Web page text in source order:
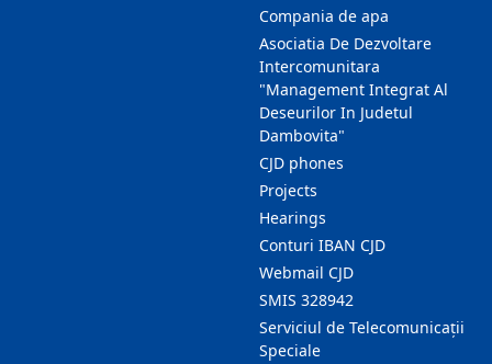
Compania de apa
Asociatia De Dezvoltare
Intercomunitara
"Management Integrat Al
Deseurilor In Judetul
Dambovita"
CJD phones
Projects
Hearings
Conturi IBAN CJD
Webmail CJD
SMIS 328942
Serviciul de Telecomunicații
Speciale